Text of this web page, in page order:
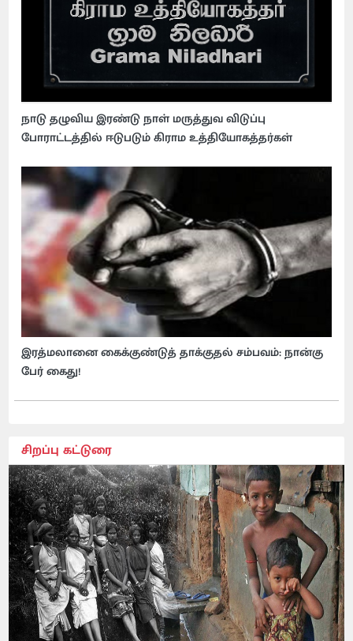
நாடு தழுவிய இரண்டு நாள் மருத்துவ விடுப்பு
போராட்டத்தில் ஈடுபடும் கிராம உத்தியோகத்தர்கள்
இரத்மலானை கைக்குண்டுத் தாக்குதல் சம்பவம்: நான்கு
பேர் கைது!
சிறப்பு கட்டுரை